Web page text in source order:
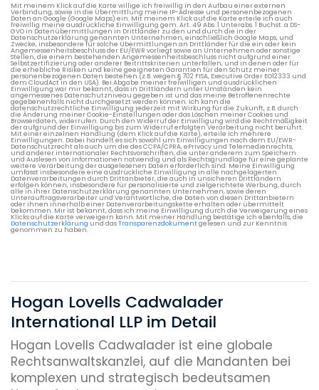
Mit meinem Klick auf die Karte willige ich freiwillig in den Aufbau einer externen
Verbindung, sowie in die Übermittlung meine IP-Adresse und personenbezogenen
Daten an Google (Google Maps) ein. Mit meinem Klick auf die Karte erteile ich auch
freiwillig meine ausdrückliche Einwilligung gem. Art. 49 Abs. 1 Unterabs. 1 Buchst. a DS-
GVO in Datenübermittlungen in Drittländer zu den und durch die in der
Datenschutzerklärung genannten Unternehmen, einschließlich Google Maps, und
Zwecke, insbesondere für solche Übermittlungen an Drittländer für die ein oder kein
Angemessenheitsbeschluss der EU/EWR vorliegt sowie an Unternehmen oder sonstige
Stellen, die einem bestehenden Angemessenheitsbeschluss nicht aufgrund einer
Selbstzertifizierung oder anderer Beitrittskriterien unterfallen, und in denen oder für
die erhebliche Risiken und keine geeigneten Garantien für den Schutz meiner
personenbezogenen Daten bestehen (z.B. wegen § 702 FISA, Executive Order EO12333 und
dem CloudAct in den USA). Bei Abgabe meiner freiwilligen und ausdrücklichen
Einwilligung war mir bekannt, dass in Drittländern unter Umständen kein
angemessenes Datenschutzniveau gegeben ist und das meine Betroffenenrechte
gegebenenfalls nicht durchgesetzt werden können. Ich kann die
datenschutzrechtliche Einwilligung jederzeit mit Wirkung für die Zukunft, z.B. durch
die Änderung meiner Cookie-Einstellungen oder das Löschen meiner Cookies und
Browserdaten, widerrufen. Durch den Widerruf der Einwilligung wird die Rechtmäßigkeit
der aufgrund der Einwilligung bis zum Widerruf erfolgten Verarbeitung nicht berührt.
Mit einer einzelnen Handlung (dem Klick auf die Karte), erteile ich mehrere
Einwilligungen. Dabei handelt es sich sowohl um Einwilligungen nach dem EU/EWR-
Datenschutzrecht als auch um die des CCPA/CPRA, ePrivacy und Telemedienrechts,
und anderer internationaler Rechtsvorschriften, die unter anderem zum Speichern
und Auslesen von Informationen notwendig und als Rechtsgrundlage für eine geplante
weitere Verarbeitung der ausgelesenen Daten erforderlich sind. Meine Einwilligung
umfasst insbesondere eine ausdrückliche Einwilligung in alle nachgelagerten
Datenverarbeitungen durch Drittanbieter, die auch in unsicheren Drittländern
erfolgen können, insbesondere für personalisierte und zielgerichtete Werbung, durch
alle in ihrer Datenschutzerklärung genannten Unternehmen, sowie deren
Unterauftragsverarbeiter und Verantwortliche, die Daten von diesen Drittanbietern
oder ihnen innerhalb einer Datenverarbeitungskette erhalten oder übermittelt
bekommen. Mir ist bekannt, dass ich meine Einwilligung durch die Verweigerung eines
Klicks auf die Karte verweigern kann. Mit meiner Handlung bestätige ich ebenfalls, die
Datenschutzerklärung und dasTransparenzdokumentgelesen und zur Kenntnis
genommen zu haben.
Hogan Lovells Cadwalader
International LLP im Detail
Hogan Lovells Cadwalader ist eine globale
Rechtsanwaltskanzlei, auf die Mandanten bei
komplexen und strategisch bedeutsamen